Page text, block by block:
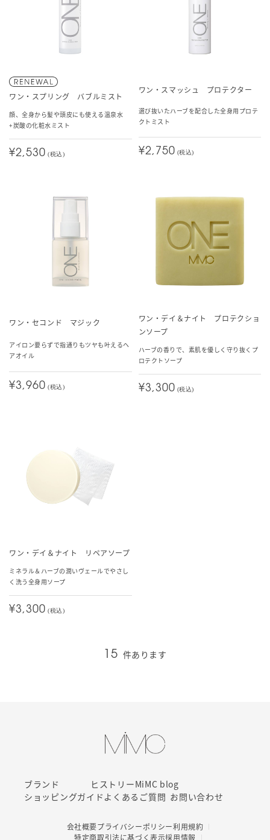
ワン・スプリング バブルミスト
顔、全身から髪や頭皮にも使える温泉水
+炭酸の化粧水ミスト
¥2,530 (税込)
ワン・スマッシュ プロテクター
選び抜いたハーブを配合した全身用プロテ
クトミスト
¥2,750 (税込)
ワン・セコンド マジック
アイロン要らずで指通りもツヤも叶えるヘ
アオイル
¥3,960 (税込)
ワン・デイ＆ナイト プロテクショ
ンソープ
ハーブの香りで、素肌を優しく守り抜くプ
ロテクトソープ
¥3,300 (税込)
ワン・デイ＆ナイト リペアソープ
ミネラル＆ハーブの潤いヴェールでやさし
く洗う全身用ソープ
¥3,300 (税込)
15 件あります
ブランド ヒストリーMiMC blog
ショッピングガイド よくあるご質問 お問い合わせ
会社概要プライバシーポリシー利用規約
特定商取引法に基づく表示採用情報